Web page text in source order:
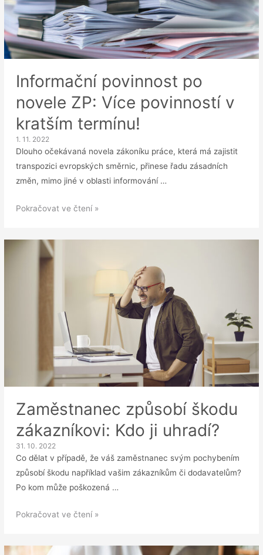
POVEZ
II?
Informační povinnost po
novele ZP: Více povinností v
kratším termínu!
1. 11. 2022
Dlouho očekávaná novela zákoníku práce, která má zajistit
transpozici evropských směrnic, přinese řadu zásadních
změn, mimo jiné v oblasti informování …
Informační
Pokračovat ve čtení »
Zaměstnanec způsobí škodu
zákazníkovi: Kdo ji uhradí?
31. 10. 2022
Co dělat v případě, že váš zaměstnanec svým pochybením
způsobí škodu například vašim zákazníkům či dodavatelům?
Po kom může poškozená …
Zaměstnanec
škodu
Pokračovat ve čtení »